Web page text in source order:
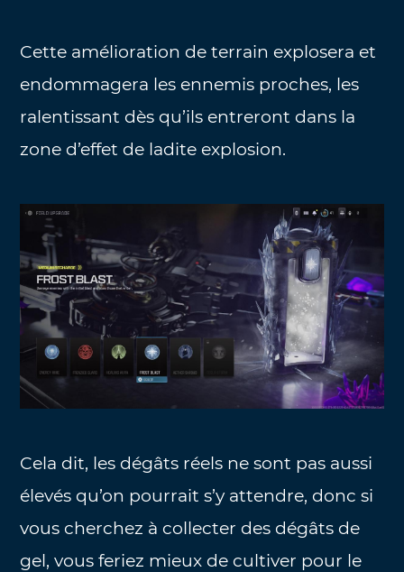
Cette amélioration de terrain explosera et
endommagera les ennemis proches, les
ralentissant dès qu’ils entreront dans la
zone d’effet de ladite explosion.
Cela dit, les dégâts réels ne sont pas aussi
élevés qu’on pourrait s’y attendre, donc si
vous cherchez à collecter des dégâts de
gel, vous feriez mieux de cultiver pour le